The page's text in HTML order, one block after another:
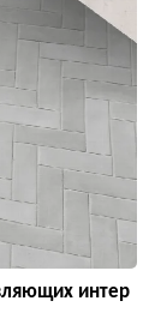
интер